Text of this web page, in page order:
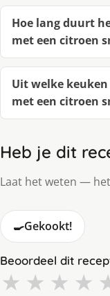
Hoe lang duurt
met een citroen
Uit welke
met een citroen
Heb je dit
Laat het weten —
🍳Gekookt!
Beoordeel dit
★ ★ ★ ★